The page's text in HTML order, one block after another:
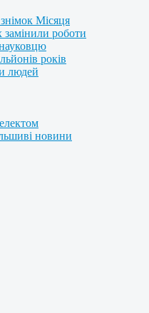
Місяця
роботи
років
людей
новини